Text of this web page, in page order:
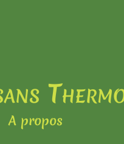
A propos